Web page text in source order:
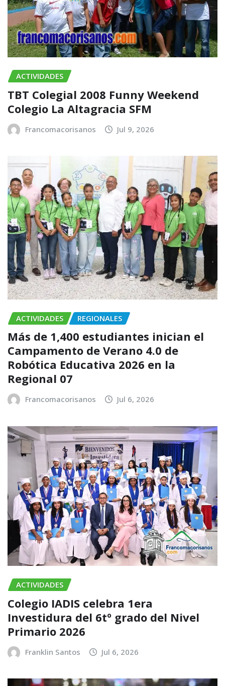
ACTIVIDADES
TBT Colegial 2008 Funny Weekend
Colegio La Altagracia SFM
Francomacorisanos Jul 9, 2026
ACTIVIDADES REGIONALES
Más de 1,400 estudiantes inician el
Campamento de Verano 4.0 de
Robótica Educativa 2026 en la
Regional 07
Francomacorisanos Jul 6, 2026
ACTIVIDADES
Colegio IADIS celebra 1era
Investidura del 6tº grado del Nivel
Primario 2026
Franklin Santos Jul 6, 2026